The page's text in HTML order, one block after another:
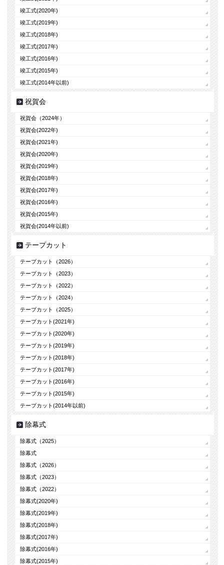
竣工式(2020年)
竣工式(2019年)
竣工式(2018年)
竣工式(2017年)
竣工式(2016年)
竣工式(2015年)
竣工式(2014年以前)
祝賀会
祝賀会（2024年）
祝賀会(2022年)
祝賀会(2021年)
祝賀会(2020年)
祝賀会(2019年)
祝賀会(2018年)
祝賀会(2017年)
祝賀会(2016年)
祝賀会(2015年)
祝賀会(2014年以前)
テープカット
テープカット（2026）
テープカット（2023）
テープカット（2022）
テープカット（2024）
テープカット（2025）
テープカット(2021年)
テープカット(2020年)
テープカット(2019年)
テープカット(2018年)
テープカット(2017年)
テープカット(2016年)
テープカット(2015年)
テープカット(2014年以前)
除幕式
除幕式（2025）
除幕式
除幕式（2026）
除幕式（2023）
除幕式（2022）
除幕式(2020年)
除幕式(2019年)
除幕式(2018年)
除幕式(2017年)
除幕式(2016年)
除幕式(2015年)